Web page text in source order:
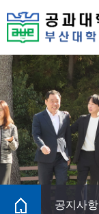
공지사항